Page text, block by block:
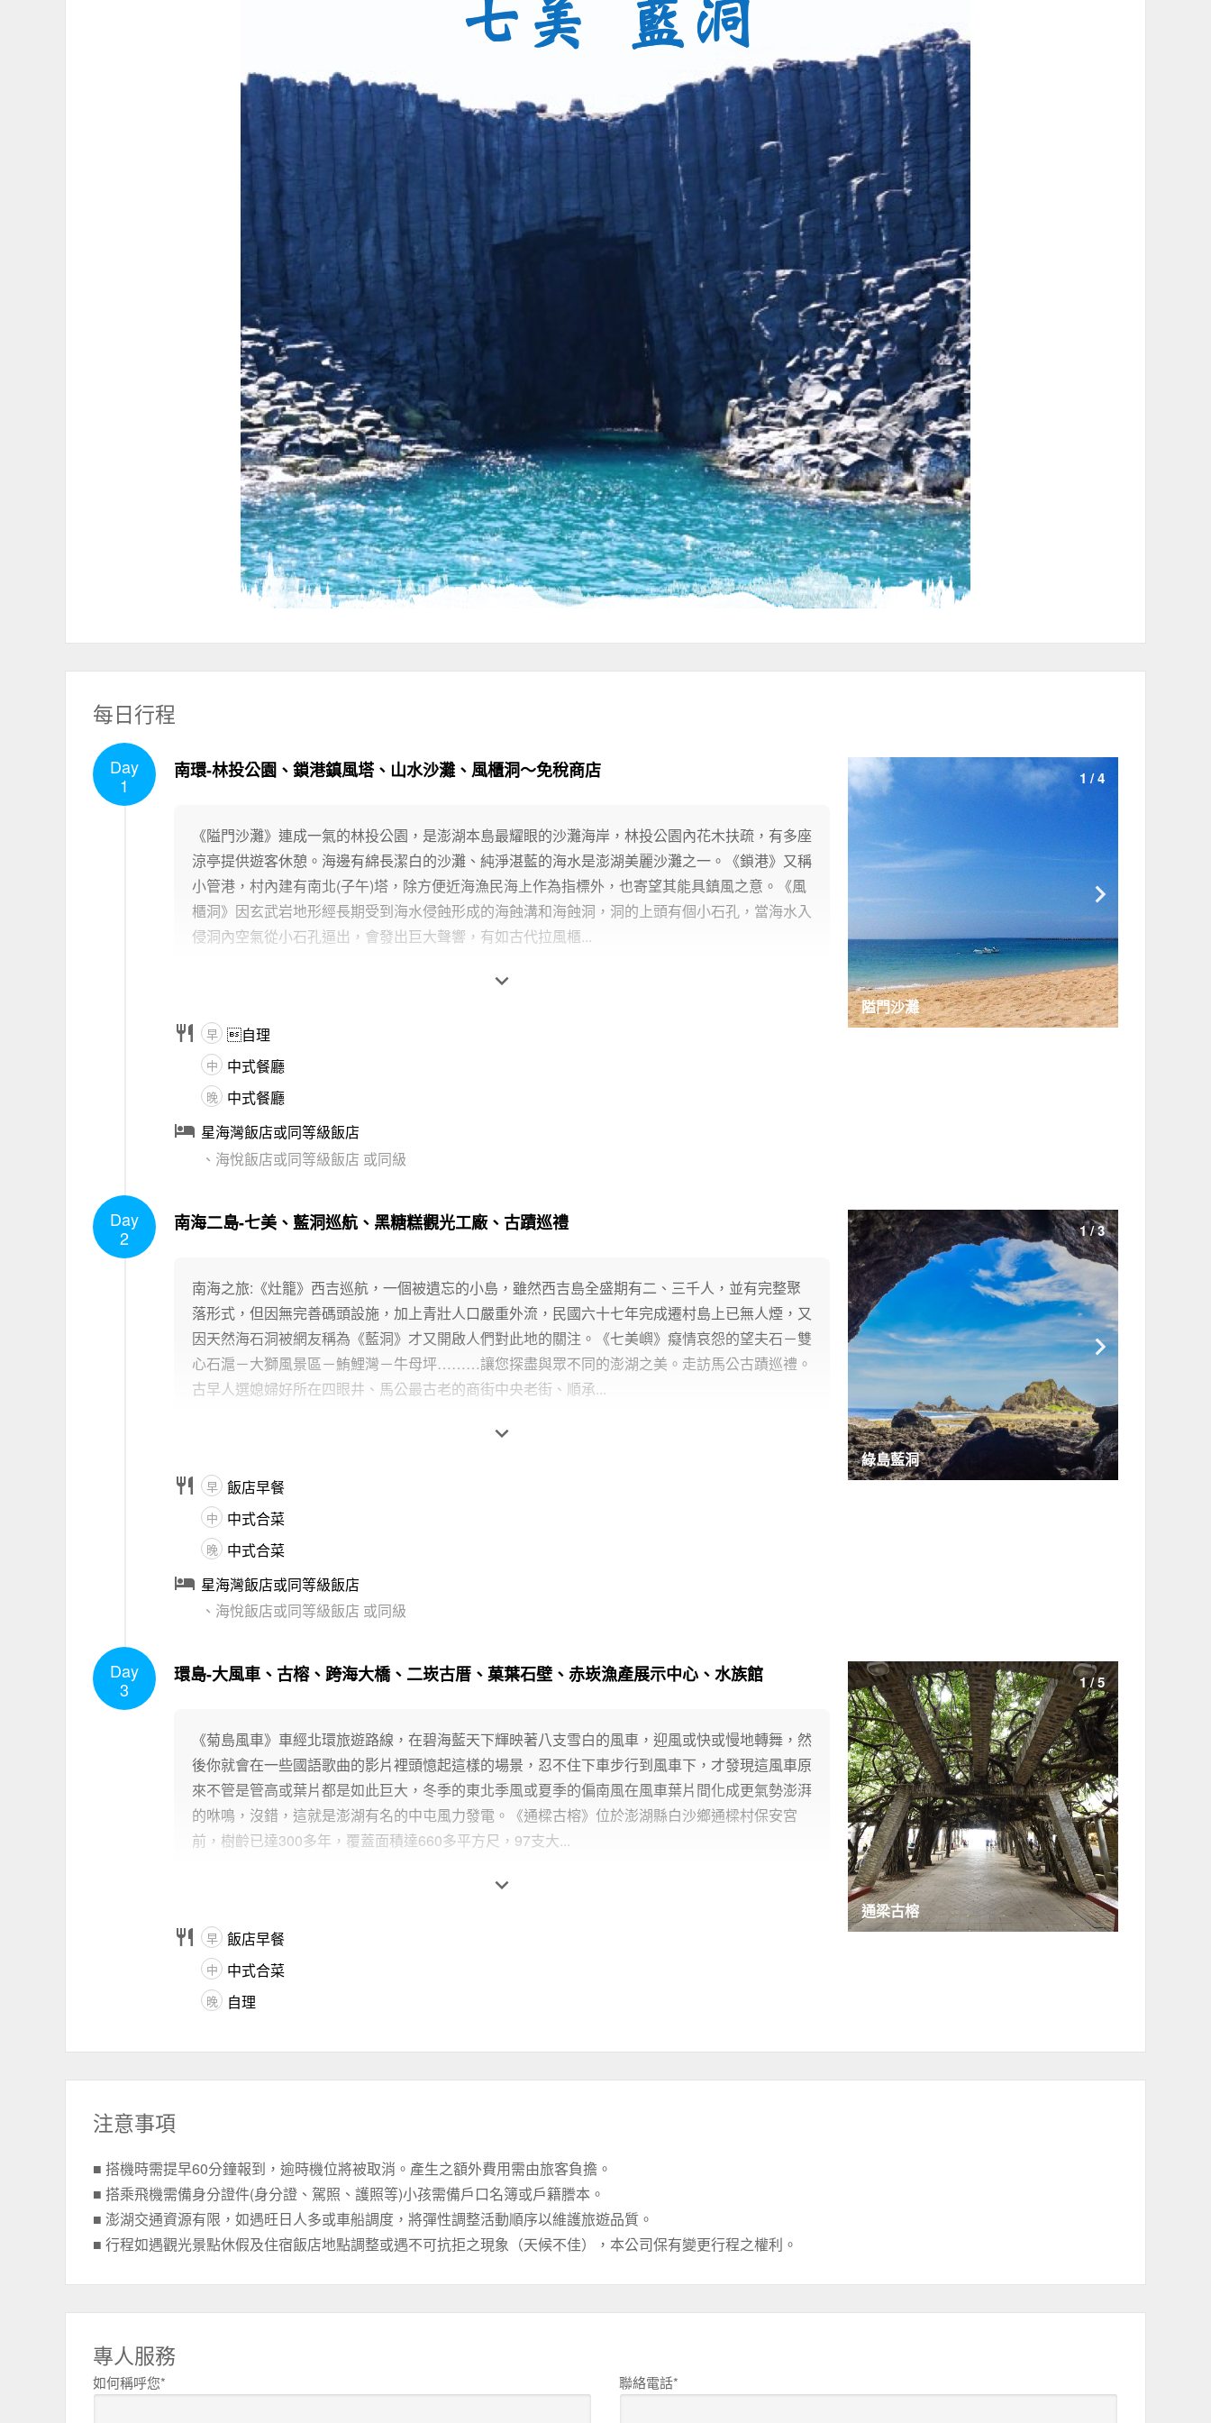
每日行程
Day
1
南環-林投公園、鎖港鎮風塔、山水沙灘、風櫃洞～免稅商店
《隘門沙灘》連成一氣的林投公園，是澎湖本島最耀眼的沙灘海岸，林投公園內花木扶疏，有多座
涼亭提供遊客休憩。海邊有綿長潔白的沙灘、純淨湛藍的海水是澎湖美麗沙灘之一。《鎖港》又稱
小管港，村內建有南北(子午)塔，除方便近海漁民海上作為指標外，也寄望其能具鎮風之意。《風
櫃洞》因玄武岩地形經長期受到海水侵蝕形成的海蝕溝和海蝕洞，洞的上頭有個小石孔，當海水入
侵洞內空氣從小石孔逼出，會發出巨大聲響，有如古代拉風櫃...

 早 自理
中 中式餐廳
晚 中式餐廳
 星海灣飯店或同等級飯店
、海悅飯店或同等級飯店 或同級
隘門沙灘
1 /4

Day
2
南海二島-七美、藍洞巡航、黑糖糕觀光工廠、古蹟巡禮
南海之旅:《灶籠》西吉巡航，一個被遺忘的小島，雖然西吉島全盛期有二、三千人，並有完整聚
落形式，但因無完善碼頭設施，加上青壯人口嚴重外流，民國六十七年完成遷村島上已無人煙，又
因天然海石洞被網友稱為《藍洞》才又開啟人們對此地的關注。《七美嶼》癡情哀怨的望夫石－雙
心石滬－大獅風景區－鮪鯉灣－牛母坪………讓您探盡與眾不同的澎湖之美。走訪馬公古蹟巡禮。
古早人選媳婦好所在四眼井、馬公最古老的商街中央老街、順承...

 早 飯店早餐
中 中式合菜
晚 中式合菜
 星海灣飯店或同等級飯店
、海悅飯店或同等級飯店 或同級
綠島藍洞
1/3

Day
3
環島-大風車、古榕、跨海大橋、二崁古厝、菓葉石壁、赤崁漁產展示中心、水族館
《菊島風車》車經北環旅遊路線，在碧海藍天下輝映著八支雪白的風車，迎風或快或慢地轉舞，然
後你就會在一些國語歌曲的影片裡頭憶起這樣的場景，忍不住下車步行到風車下，才發現這風車原
來不管是管高或葉片都是如此巨大，冬季的東北季風或夏季的偏南風在風車葉片間化成更氣勢澎湃
的咻鳴，沒錯，這就是澎湖有名的中屯風力發電。《通樑古榕》位於澎湖縣白沙鄉通樑村保安宮
前，樹齡已達300多年，覆蓋面積達660多平方尺，97支大...

 早 飯店早餐
中 中式合菜
晚 自理
通梁古榕
1/5

注意事項
■ 搭機時需提早60分鐘報到，逾時機位將被取消。產生之額外費用需由旅客負擔。
■ 搭乘飛機需備身分證件(身分證、駕照、護照等)小孩需備戶口名簿或戶籍謄本。
■ 澎湖交通資源有限，如遇旺日人多或車船調度，將彈性調整活動順序以維護旅遊品質。
■ 行程如遇觀光景點休假及住宿飯店地點調整或遇不可抗拒之現象（天候不佳），本公司保有變更行程之權利。
專人服務
如何稱呼您* 聯絡電話*